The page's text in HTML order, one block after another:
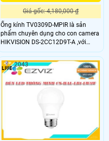
Giá gốc: 4,180,000 ₫
Ống kính TV0309D-MPIR là sản
phẩm chuyên dụng cho con camera
HIKVISION DS-2CC12D9T-A ,với
những thông số ấn tượng .Giúp cho
việc quang sát một cách dễ dàng
,cùng tiêu cự lớn cho hình ảnh sắc
nét nhất.
2043